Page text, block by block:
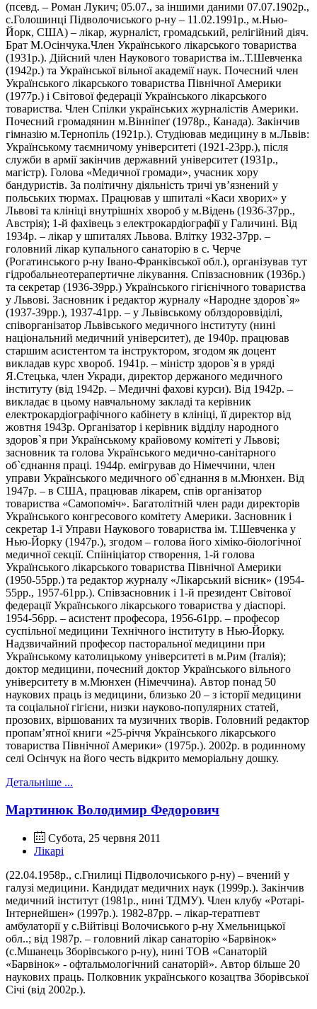
(псевд. – Роман Лукич; 05.07., за іншими даними 07.07.1902р.,
с.Голошинці Підволочиського р-ну – 11.02.1991р., м.Нью-
Йорк, США) – лікар, журналіст, громадський, релігійний діяч.
Брат М.Осінчука.Член Українського лікарського товариства
(1931р.). Дійсний член Наукового товариства ім..Т.Шевченка
(1942р.) та Української вільної академії наук. Почесний член
Українського лікарського товариства Північної Америки
(1977р.) і Світової федерації Українського лікарського
товариства. Член Спілки українських журналістів Америки.
Почесний громадянин м.Вінніпеґ (1978р., Канада). Закінчив
гімназію м.Тернопіль (1921р.). Студіював медицину в м.Львів:
Українському таємничому університеті (1921-23рр.), після
служби в армії закінчив державний університет (1931р.,
магістр). Голова «Медичної громади», учасник хору
бандуристів. За політичну діяльність тричі ув’язнений у
польських тюрмах. Працював у шпиталі «Каси хворих» у
Львові та клініці внутрішніх хвороб у м.Відень (1936-37рр.,
Австрія); 1-й фахівець з електрокардіографії у Галичині. Від
1934р. – лікар у шпиталях Львова. Влітку 1932-37рр. –
головний лікар купального санаторію в с. Черче
(Рогатинського р-ну Івано-Франківської обл.), організував тут
гідробальнеотерапертичне лікування. Співзасновник (1936р.)
та секретар (1936-39рр.) Українського гігієнічного товариства
у Львові. Засновник і редактор журналу «Народне здоров`я»
(1937-39рр.), 1937-41рр. – у Львівському облздороввіділі,
співорганізатор Львівського медичного інституту (нині
національний медичний університет), де 1940р. працював
старшим асистентом та інструктором, згодом як доцент
викладав курс хвороб. 1941р. – міністр здоров`я в уряді
Я.Стецька, член Укради, директор держаного медичного
інституту (від 1942р. – Медичні фахові курси). Від 1942р. –
викладає в цьому навчальному закладі та керівник
електрокардіографічного кабінету в клініці, її директор від
жовтня 1943р. Організатор і керівник відділу народного
здоров`я при Українському крайовому комітеті у Львові;
засновник та голова Українського медично-санітарного
об`єднання праці. 1944р. емігрував до Німеччини, член
управи Українського медичного об`єднання в м.Мюнхен. Від
1947р. – в США, працював лікарем, спів організатор
товариства «Самопоміч». Багатолітній член ради директорів
Українського конгресового комітету Америки. Засновник і
секретар 1-ї Управи Наукового товариства ім. Т.Шевченка у
Нью-Йорку (1947р.), згодом – голова його хіміко-біологічної
медичної секції. Спіініціатор створення, 1-й голова
Українського лікарського товариства Північної Америки
(1950-55рр.) та редактор журналу «Лікарський вісник» (1954-
55рр., 1957-61рр.). Співзасновник і 1-й президент Світової
федерації Українського лікарського товариства у діаспорі.
1954-56рр. – асистент професора, 1956-61рр. – професор
суспільної медицини Технічного інституту в Нью-Йорку.
Надзвичайний професор пасторальної медицини при
Українському католицькому університеті в м.Рим (Італія);
доктор медицини, почесний доктор Українського вільного
університету в м.Мюнхен (Німеччина). Автор понад 50
наукових праць із медицини, близько 20 – з історії медицини
та соціальної гігієни, низки науково-популярних статей,
прозових, віршованих та музичних творів. Головний редактор
пропам’ятної книги «25-річчя Українського лікарського
товариства Північної Америки» (1975р.). 2002р. в родинному
селі Осінчук на його честь відкрито меморіальну дошку.
Детальніше ...
Мартинюк Володимир Федорович
Субота, 25 червня 2011
Лікарі
(22.04.1958р., с.Гнилиці Підволочиського р-ну) – вчений у
галузі медицини. Кандидат медичних наук (1999р.). Закінчив
медичний інститут (1981р., нині ТДМУ). Член клубу «Ротарі-
Інтернейшен» (1997р.). 1982-87рр. – лікар-тератпевт
амбулаторії у с.Війтівці Волочиського р-ну Хмельницької
обл..; від 1987р. – головний лікар санаторію «Барвінок»
(с.Мшанець Зборівського р-ну), нині ТОВ «Санаторій
«Барвінок» - офтальмологічний санаторій». Автор більше 20
наукових праць. Полковник українського козацтва Зборівської
Січі (від 2002р.).